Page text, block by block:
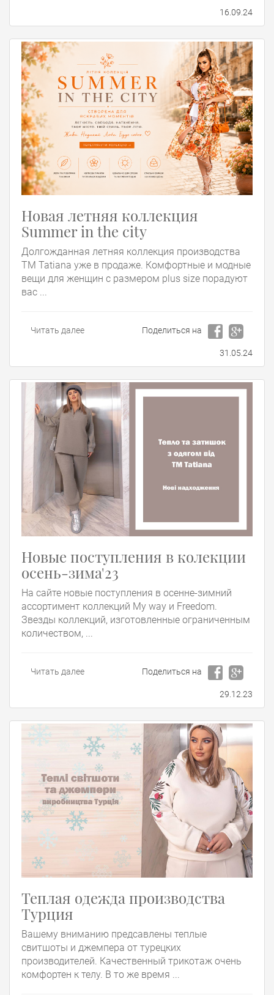
16.09.24
Новая летняя коллекция
Summer in the city
Долгожданная летняя коллекция производства
ТМ Tatiana уже в продаже. Комфортные и модные
вещи для женщин с размером plus size порадуют
вас ...
Читать далее Поделиться на
31.05.24
Новые поступления в колекции
осень-зима'23
На сайте новые поступления в осенне-зимний
ассортимент коллекций My way и Freedom.
Звезды коллекций, изготовленные ограниченным
количеством, ...
Читать далее Поделиться на
29.12.23
Теплая одежда производства
Турция
Вашему вниманию предсавлены теплые
свитшоты и джемпера от турецких
производителей. Качественный трикотаж очень
комфортен к телу. В то же время ...